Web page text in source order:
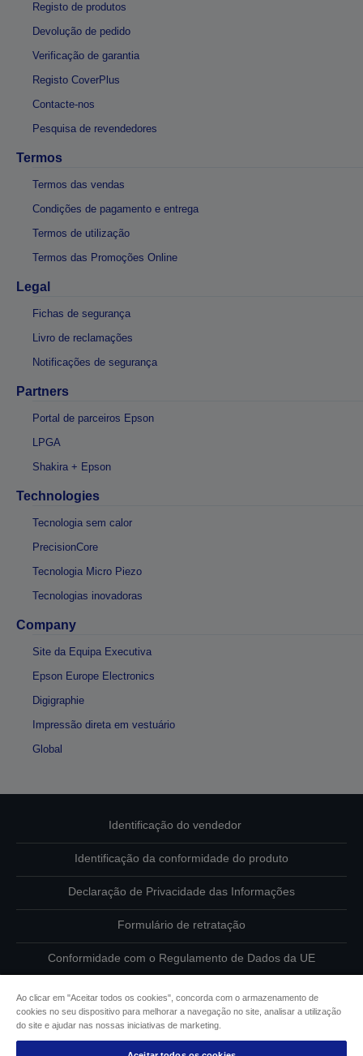
Registo de produtos
Devolução de pedido
Verificação de garantia
Registo CoverPlus
Contacte-nos
Pesquisa de revendedores
Termos
Termos das vendas
Condições de pagamento e entrega
Termos de utilização
Termos das Promoções Online
Legal
Fichas de segurança
Livro de reclamações
Notificações de segurança
Partners
Portal de parceiros Epson
LPGA
Shakira + Epson
Technologies
Tecnologia sem calor
PrecisionCore
Tecnologia Micro Piezo
Tecnologias inovadoras
Company
Site da Equipa Executiva
Epson Europe Electronics
Digigraphie
Impressão direta em vestuário
Global
Identificação do vendedor
Identificação da conformidade do produto
Declaração de Privacidade das Informações
Formulário de retratação
Conformidade com o Regulamento de Dados da UE
Contacte-nos sobre os seus dados
Informações sobre cookies
Ao clicar em "Aceitar todos os cookies", concorda com o armazenamento de
cookies no seu dispositivo para melhorar a navegação no site, analisar a utilização
do site e ajudar nas nossas iniciativas de marketing.